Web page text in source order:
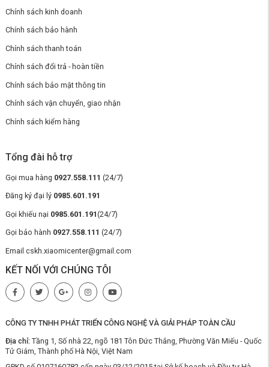
Về khả năng lau sàn, robot mô phỏng phương pháp lau áp lực thủ công
trong suốt quá trình lau mà không để lại vệt nước lớn trên sàn.
Chính sách kinh doanh
Chính sách bảo hành
Chính sách thanh toán
Chính sách đổi trả - hoàn tiền
Chính sách bảo mật thông tin
Chính sách vận chuyển, giao nhận
Chính sách kiểm hàng
Tổng đài hỗ trợ
Gọi mua hàng 0927.558.111 (24/7)
Đăng ký đại lý 0985.601.191
Gọi khiếu nại 0985.601.191(24/7)
Gọi bảo hành 0927.558.111 (24/7)
Email cskh.xiaomicenter@gmail.com
KẾT NỐI VỚI CHÚNG TÔI
CÔNG TY TNHH PHÁT TRIỂN CÔNG NGHỆ VÀ GIẢI PHÁP TOÀN CẦU
Địa chỉ: Tầng 1, Số nhà 22, ngõ 181 Tôn Đức Thắng, Phường Văn Miếu - Quốc
Tử Giám, Thành phố Hà Nội, Việt Nam